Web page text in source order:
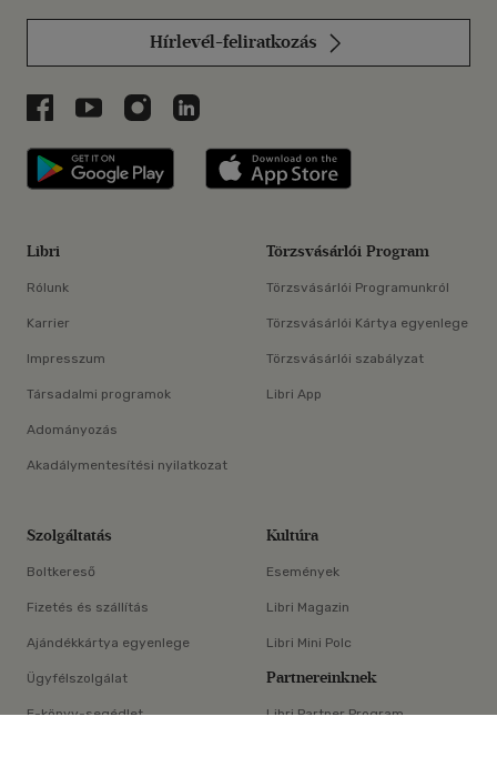
×
Hírlevél-feliratkozás
Libri a Facebookon
Libri a Youtube-on
Libri az Instagramon
Libri a LinkedInen
Libri applikáció Szerezd meg: Google
Libri
Rólunk
Karrier
Impresszum
Társadalmi programok
Adományozás
Akadálymentesítési nyilatkozat
Törzsvásárlói Program
Törzsvásárlói Programunkról
Törzsvásárlói Kártya egyenlege
Törzsvásárlói szabályzat
Libri App
Szolgáltatás
Boltkereső
Fizetés és szállítás
Ajándékkártya egyenlege
Ügyfélszolgálat
E-könyv-segédlet
Kultúra
Események
Libri Magazin
Libri Mini Polc
Partnereinknek
Libri Partner Program